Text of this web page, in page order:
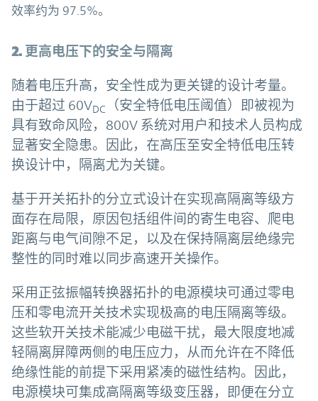
效率约为 97.5%。
2. 更高电压下的安全与隔离
随着电压升高，安全性成为更关键的设计考量。
由于超过 60VDC
（安全特低电压阈值）即被视为
具有致命风险，800V 系统对用户和技术人员构成
显著安全隐患。因此，在高压至安全特低电压转
换设计中，隔离尤为关键。
基于开关拓扑的分立式设计在实现高隔离等级方
面存在局限，原因包括组件间的寄生电容、爬电
距离与电气间隙不足，以及在保持隔离层绝缘完
整性的同时难以同步高速开关操作。
采用正弦振幅转换器拓扑的电源模块可通过零电
压和零电流开关技术实现极高的电压隔离等级。
这些软开关技术能减少电磁干扰，最大限度地减
轻隔离屏障两侧的电压应力，从而允许在不降低
绝缘性能的前提下采用紧凑的磁性结构。因此，
电源模块可集成高隔离等级变压器，即便在分立